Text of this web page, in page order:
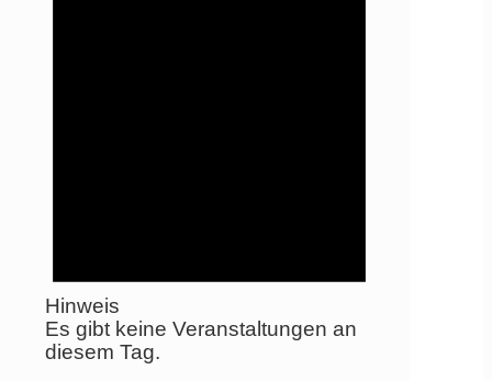
Hinweis
Es gibt keine Veranstaltungen an
diesem Tag.